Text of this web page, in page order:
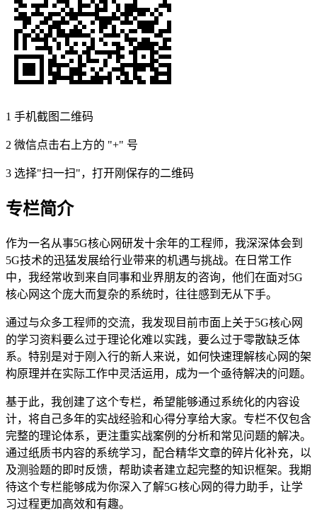
1 手机截图二维码
2 微信点击右上方的 "+" 号
3 选择"扫一扫"，打开刚保存的二维码
专栏简介
作为一名从事5G核心网研发十余年的工程师，我深深体会到
5G技术的迅猛发展给行业带来的机遇与挑战。在日常工作
中，我经常收到来自同事和业界朋友的咨询，他们在面对5G
核心网这个庞大而复杂的系统时，往往感到无从下手。
通过与众多工程师的交流，我发现目前市面上关于5G核心网
的学习资料要么过于理论化难以实践，要么过于零散缺乏体
系。特别是对于刚入行的新人来说，如何快速理解核心网的架
构原理并在实际工作中灵活运用，成为一个亟待解决的问题。
基于此，我创建了这个专栏，希望能够通过系统化的内容设
计，将自己多年的实战经验和心得分享给大家。专栏不仅包含
完整的理论体系，更注重实战案例的分析和常见问题的解决。
通过纸质书内容的系统学习，配合精华文章的碎片化补充，以
及测验题的即时反馈，帮助读者建立起完整的知识框架。我期
待这个专栏能够成为你深入了解5G核心网的得力助手，让学
习过程更加高效和有趣。